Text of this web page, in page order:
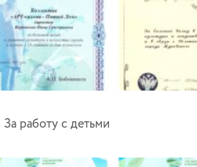
За работу с детьми